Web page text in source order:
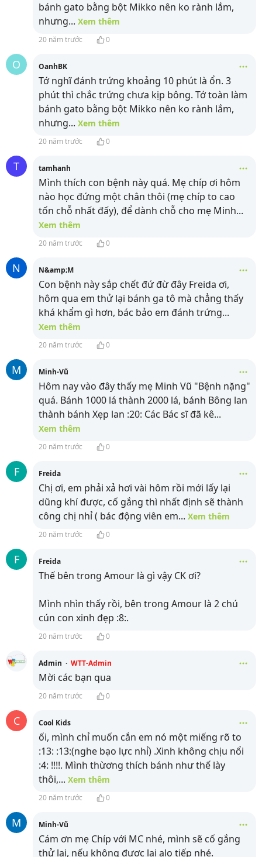
bánh gato bằng bột Mikko nên ko rành lắm,
nhưng... Xem thêm
20 năm trước 0
O OanhBK
Tớ nghĩ đánh trứng khoảng 10 phút là ổn. 3
phút thì chắc trứng chưa kịp bông. Tớ toàn làm
bánh gato bằng bột Mikko nên ko rành lắm,
nhưng... Xem thêm
20 năm trước 0
T tamhanh
Mình thích con bệnh này quá. Mẹ chíp ơi hôm
nào học đứng một chân thôi (mẹ chíp to cao
tốn chỗ nhất đấy), để dành chỗ cho mẹ Minh...
Xem thêm
20 năm trước 0
N N&amp;M
Con bệnh này sắp chết đứ đừ đây Freida ơi,
hôm qua em thử lại bánh ga tô mà chẳng thấy
khá khẩm gì hơn, bác bảo em đánh trứng...
Xem thêm
20 năm trước 0
M Minh-Vũ
Hôm nay vào đây thấy mẹ Minh Vũ "Bệnh nặng"
quá. Bánh 1000 lá thành 2000 lá, bánh Bông lan
thành bánh Xẹp lan :20: Các Bác sĩ đã kê...
Xem thêm
20 năm trước 0
F Freida
Chị ơi, em phải xả hơi vài hôm rồi mới lấy lại
dũng khí được, cố gắng thì nhất định sẽ thành
công chị nhỉ ( bác động viên em... Xem thêm
20 năm trước 0
F Freida
Thế bên trong Amour là gì vậy CK ơi?
Mình nhìn thấy rồi, bên trong Amour là 2 chú
cún con xinh đẹp :8:.
20 năm trước 0
Admin · WTT-Admin
Mời các bạn qua
20 năm trước 0
C Cool Kids
ối, mình chỉ muốn cắn em nó một miếng rõ to
:13: :13:(nghe bạo lực nhỉ) .Xinh không chịu nổi
:4: !!!!. Mình thừơng thích bánh như thế lày
thôi,... Xem thêm
20 năm trước 0
M Minh-Vũ
Cám ơn mẹ Chíp với MC nhé, mình sẽ cố gắng
thử lại, nếu không được lại alo tiếp nhé.